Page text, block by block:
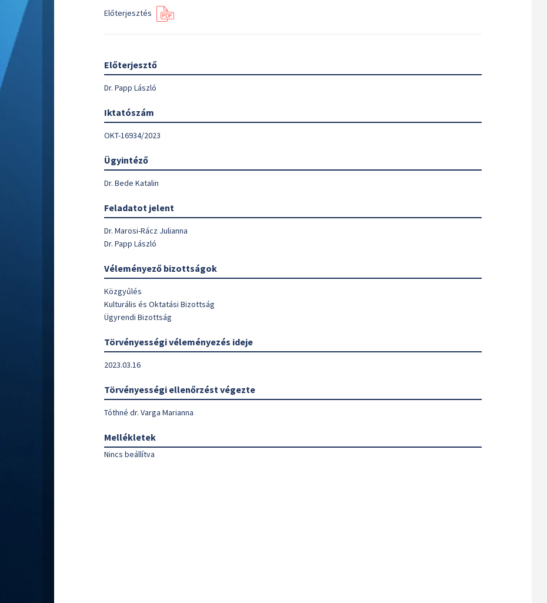
Előterjesztés
Előterjesztő
Dr. Papp László
Iktatószám
OKT-16934/2023
Ügyintéző
Dr. Bede Katalin
Feladatot jelent
Dr. Marosi-Rácz Julianna
Dr. Papp László
Véleményező bizottságok
Közgyűlés
Kulturális és Oktatási Bizottság
Ügyrendi Bizottság
Törvényességi véleményezés ideje
2023.03.16
Törvényességi ellenőrzést végezte
Tóthné dr. Varga Marianna
Mellékletek
Nincs beállítva